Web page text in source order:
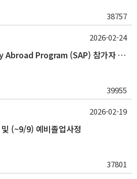
38757
(~3/6) 2026하계 Study Abroad Program (SAP) 참가자 모집 안내
39955
2026-02-24
(~9/9) 예비졸업사정
37801
2026-02-19